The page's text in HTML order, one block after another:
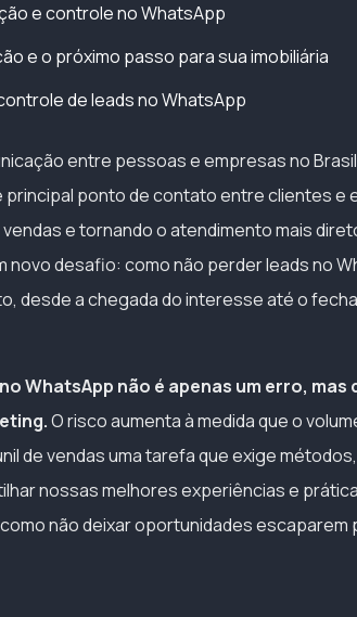
e controle no WhatsApp
e o próximo passo para sua imobiliária
de leads no WhatsApp
entre pessoas e empresas no
principal ponto de contato entre clientes e
e tornando o atendimento mais
novo desafio: como não perder leads no
desde a chegada do interesse até o
WhatsApp não é apenas um erro, mas
O risco aumenta à medida que o
de vendas uma tarefa que exige
nossas melhores experiências e
não deixar oportunidades escaparem